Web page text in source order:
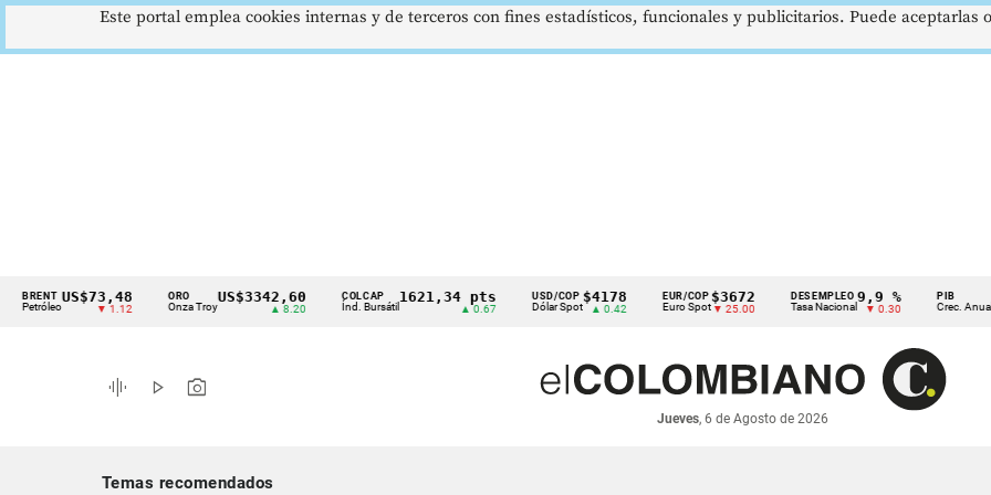
Cintillo
indicadores
económicos
US$73,48
▼ 1.12
ORO
Onza Troy
US$3342,60 COLCAP
Índ. Bursátil
1621,34 pts USD/COP
Dólar Spot
$4178
▲ 0.42
EUR/COP
Euro Spot
$3672
▼ 25.00
DESEMPLEO
Tasa Nacional
9,9 %
▼ 0.30
PIB
Crec. Anual
2,8 %
▲ 0.10
graphic_eq play_arrow photo_camera
Jueves, 6 de Agosto de 2026
Temas recomendados
Este portal emplea cookies internas y de terceros con fines estadísticos, funcionales y publicitarios. Puede aceptarlas